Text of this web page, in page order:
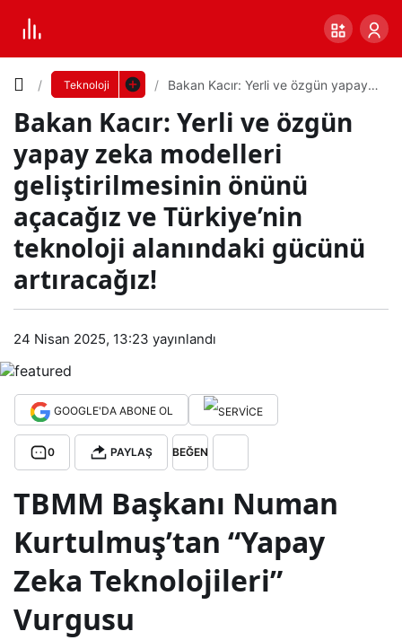
Teknoloji
Bakan Kacır: Yerli ve özgün yapay
önünü açacağız ve Türkiye’nin
teknoloji alanındaki gücünü
artıracağız!
Bakan Kacır: Yerli ve özgün
yapay zeka modelleri
geliştirilmesinin önünü
açacağız ve Türkiye’nin
teknoloji alanındaki gücünü
artıracağız!
24 Nisan 2025, 13:23 yayınlandı
GOOGLE'DA ABONE OL
0 PAYLAŞ BEĞEN
TBMM Başkanı Numan
Kurtulmuş’tan “Yapay
Zeka Teknolojileri”
Vurgusu
Bak
an
Kacı
r:
Yerli
ve
ün
yap
ay
Yazı
Boyutunu
Ayarla
Küçük 100%
Varsayılana
0